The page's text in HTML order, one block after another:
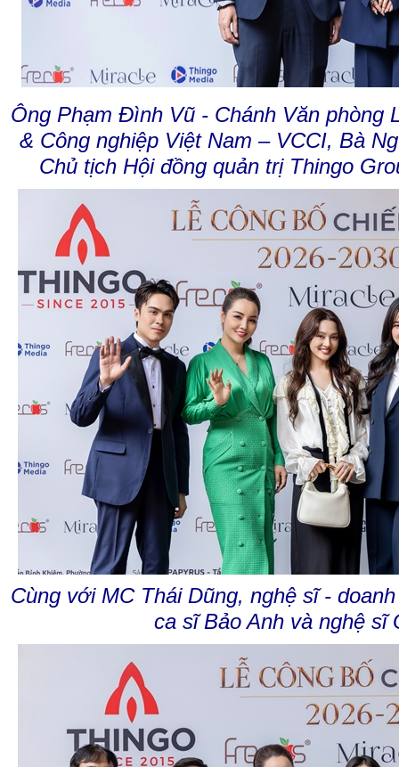
Ông Phạm Đình Vũ - Chánh Văn phòng
& Công nghiệp Việt Nam – VCCI, Bà
Chủ tịch Hội đồng quản trị Thingo
Cùng với MC Thái Dũng, nghệ sĩ -
ca sĩ Bảo Anh và nghệ sĩ